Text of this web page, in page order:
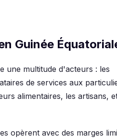
Guinée
une multitude d'acteurs : les
de services aux
alimentaires, les artisans,
opèrent avec des marges